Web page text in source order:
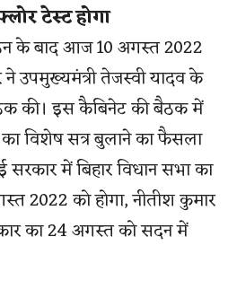
टेस्ट होगा
के बाद आज 10 अगस्त 2022
ने उपमुख्यमंत्री तेजस्वी यादव के
की। इस कैबिनेट की बैठक में
विशेष सत्र बुलाने का फैसला
सरकार में बिहार विधान सभा का
2022 को होगा, नीतीश कुमार
का 24 अगस्त को सदन में